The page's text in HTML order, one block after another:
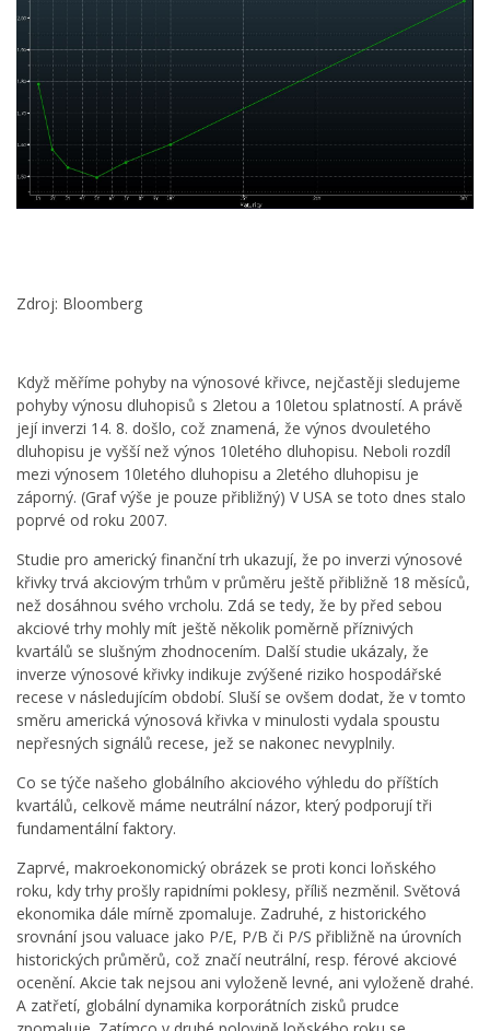
Zdroj: Bloomberg
Když měříme pohyby na výnosové křivce, nejčastěji sledujeme
pohyby výnosu dluhopisů s 2letou a 10letou splatností. A právě
její inverzi 14. 8. došlo, což znamená, že výnos dvouletého
dluhopisu je vyšší než výnos 10letého dluhopisu. Neboli rozdíl
mezi výnosem 10letého dluhopisu a 2letého dluhopisu je
záporný. (Graf výše je pouze přibližný) V USA se toto dnes stalo
poprvé od roku 2007.
Studie pro americký finanční trh ukazují, že po inverzi výnosové
křivky trvá akciovým trhům v průměru ještě přibližně 18 měsíců,
než dosáhnou svého vrcholu. Zdá se tedy, že by před sebou
akciové trhy mohly mít ještě několik poměrně příznivých
kvartálů se slušným zhodnocením. Další studie ukázaly, že
inverze výnosové křivky indikuje zvýšené riziko hospodářské
recese v následujícím období. Sluší se ovšem dodat, že v tomto
směru americká výnosová křivka v minulosti vydala spoustu
nepřesných signálů recese, jež se nakonec nevyplnily.
Co se týče našeho globálního akciového výhledu do příštích
kvartálů, celkově máme neutrální názor, který podporují tři
fundamentální faktory.
Zaprvé, makroekonomický obrázek se proti konci loňského
roku, kdy trhy prošly rapidními poklesy, příliš nezměnil. Světová
ekonomika dále mírně zpomaluje. Zadruhé, z historického
srovnání jsou valuace jako P/E, P/B či P/S přibližně na úrovních
historických průměrů, což značí neutrální, resp. férové akciové
ocenění. Akcie tak nejsou ani vyloženě levné, ani vyloženě drahé.
A zatřetí, globální dynamika korporátních zisků prudce